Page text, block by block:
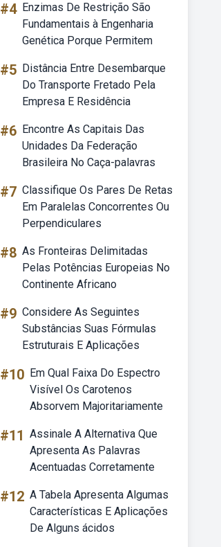
#4 Enzimas De Restrição São
Fundamentais à Engenharia
Genética Porque Permitem
#5 Distância Entre Desembarque
Do Transporte Fretado Pela
Empresa E Residência
#6 Encontre As Capitais Das
Unidades Da Federação
Brasileira No Caça-palavras
#7 Classifique Os Pares De Retas
Em Paralelas Concorrentes Ou
Perpendiculares
#8 As Fronteiras Delimitadas
Pelas Potências Europeias No
Continente Africano
#9 Considere As Seguintes
Substâncias Suas Fórmulas
Estruturais E Aplicações
#10 Em Qual Faixa Do Espectro
Visível Os Carotenos
Absorvem Majoritariamente
#11 Assinale A Alternativa Que
Apresenta As Palavras
Acentuadas Corretamente
#12 A Tabela Apresenta Algumas
Características E Aplicações
De Alguns ácidos